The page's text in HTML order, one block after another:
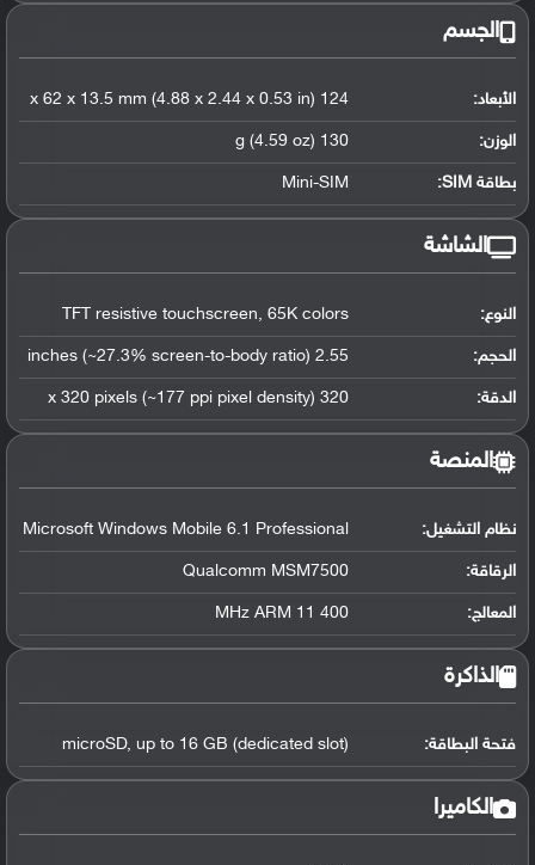
الجسم
الأبعاد: 124 x 62 x 13.5 mm (4.88 x 2.44 x 0.53 in)
الوزن: 130 g (4.59 oz)
بطاقة SIM: Mini-SIM
الشاشة
النوع: TFT resistive touchscreen, 65K colors
الحجم: 2.55 inches (~27.3% screen-to-body ratio)
الدقة: 320 x 320 pixels (~177 ppi pixel density)
المنصة
نظام التشغيل:
Microsoft Windows Mobile 6.1 Professional
الرقاقة:
Qualcomm MSM7500
المعالج:
400 MHz ARM 11
الذاكرة
فتحة البطاقة: microSD, up to 16 GB (dedicated slot)
الكاميرا